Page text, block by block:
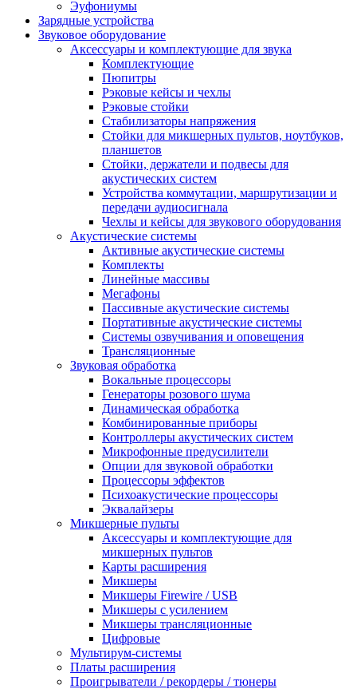
Эуфониумы
Зарядные устройства
Звуковое оборудование
Аксессуары и комплектующие для звука
Комплектующие
Пюпитры
Рэковые кейсы и чехлы
Рэковые стойки
Стабилизаторы напряжения
Стойки для микшерных пультов, ноутбуков,
планшетов
Стойки, держатели и подвесы для
акустических систем
Устройства коммутации, маршрутизации и
передачи аудиосигнала
Чехлы и кейсы для звукового оборудования
Акустические системы
Активные акустические системы
Комплекты
Линейные массивы
Мегафоны
Пассивные акустические системы
Портативные акустические системы
Системы озвучивания и оповещения
Трансляционные
Звуковая обработка
Вокальные процессоры
Генераторы розового шума
Динамическая обработка
Комбинированные приборы
Контроллеры акустических систем
Микрофонные предусилители
Опции для звуковой обработки
Процессоры эффектов
Психоакустические процессоры
Эквалайзеры
Микшерные пульты
Аксессуары и комплектующие для
микшерных пультов
Карты расширения
Микшеры
Микшеры Firewire / USB
Микшеры с усилением
Микшеры трансляционные
Цифровые
Мультирум-системы
Платы расширения
Проигрыватели / рекордеры / тюнеры